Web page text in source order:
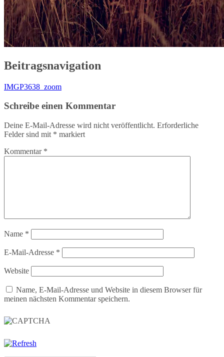
Beitragsnavigation
IMGP3638_zoom
Schreibe einen Kommentar
Deine E-Mail-Adresse wird nicht veröffentlicht. Erforderliche
Felder sind mit * markiert
Kommentar *
Name *
E-Mail-Adresse *
Website
Name, E-Mail-Adresse und Website in diesem Browser für
meinen nächsten Kommentar speichern.